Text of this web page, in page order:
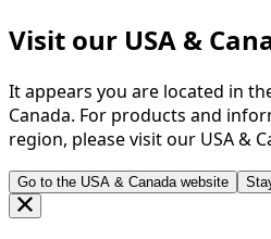
Visit our USA &
It appears you are located in
Canada. For products and
region, please visit our USA &
Go to the USA & Canada website